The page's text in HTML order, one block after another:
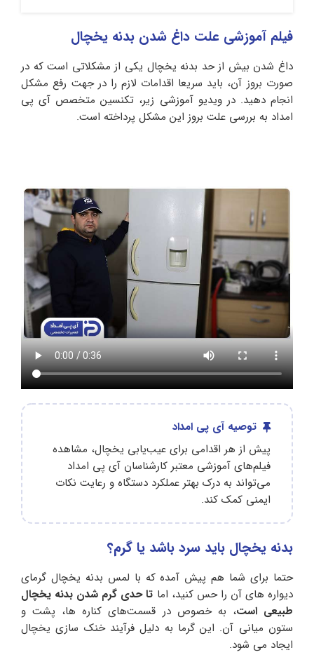
فیلم آموزشی علت داغ شدن بدنه یخچال
داغ شدن بیش از حد بدنه یخچال یکی از مشکلاتی است که در
صورت بروز آن، باید سریعا اقدامات لازم را در جهت رفع مشکل
انجام دهید. در ویدیو آموزشی زیر، تکنسین متخصص آی پی
امداد به بررسی علت بروز این مشکل پرداخته است.
توصیه آی پی امداد
پیش از هر اقدامی برای عیب‌یابی یخچال، مشاهده
فیلم‌های آموزشی معتبر کارشناسان آی پی امداد
می‌تواند به درک بهتر عملکرد دستگاه و رعایت نکات
ایمنی کمک کند.
بدنه یخچال باید سرد باشد یا گرم؟
حتما برای شما هم پیش آمده که با لمس بدنه یخچال گرمای
دیواره های آن را حس کنید، اما تا حدی گرم شدن بدنه یخچال
طبیعی است، به خصوص در قسمت‌های کناره‌ ها، پشت و
ستون میانی آن. این گرما به دلیل فرآیند خنک‌ سازی یخچال
ایجاد می‌ شود.